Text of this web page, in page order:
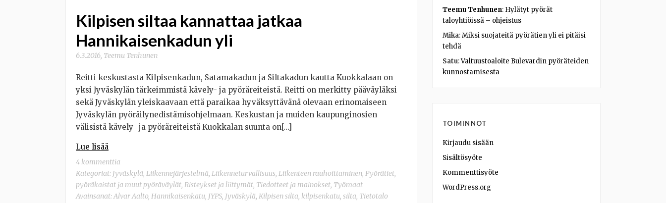
Kilpisen siltaa kannattaa jatkaa
Hannikaisenkadun yli
6.3.2016 Teemu Tenhunen
Reitti keskustasta Kilpisenkadun, Satamakadun ja Siltakadun kautta Kuokkalaan on
yksi Jyväskylän tärkeimmistä kävely- ja pyöräreiteistä. Reitti on merkitty pääväyläksi
sekä Jyväskylän yleiskaavaan että paraikaa hyväksyttävänä olevaan erinomaiseen
Jyväskylän pyöräilynedistämisohjelmaan. Keskustan ja muiden kaupunginosien
välisistä kävely- ja pyöräreiteistä Kuokkalan suunta on[…]
Lue lisää
4 kommenttia
Kategoriat: Jyväskylä, Liikennejärjestelmä, Liikenneturvallisuus, Liikenteen rauhoittaminen, Pyörätiet,
pyöräkaistat ja muut pyöräväylät, Risteykset ja liittymät, Tiedotteet ja mainokset, Työmaat
Avainsanat:Alvar Aalto, Hannikaisenkatu, JYPS, Jyväskylä, Kilpisen silta, kilpisenkatu, silta, Tietotalo
Teemu Tenhunen: Hylätyt pyörät
taloyhtiöissä – ohjeistus
Mika:Miksi suojateitä pyörätien yli ei pitäisi
tehdä
Satu:Valtuustoaloite Bulevardin pyöräteiden
kunnostamisesta
TOIMINNOT
Kirjaudu sisään
Sisältösyöte
Kommenttisyöte
WordPress.org